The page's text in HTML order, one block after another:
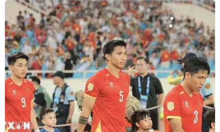
tư công nguồn ngân sách nhà nước
19/02/2025 22:50
Thứ tự ưu tiên phân bổ vốn đầu tư công nguồn ngân
sách nhà nước giai đoạn 2026-2030 là dự án đầu tư
công khẩn cấp; chương trình mục tiêu quốc gia, dự án
quan trọng quốc gia;...